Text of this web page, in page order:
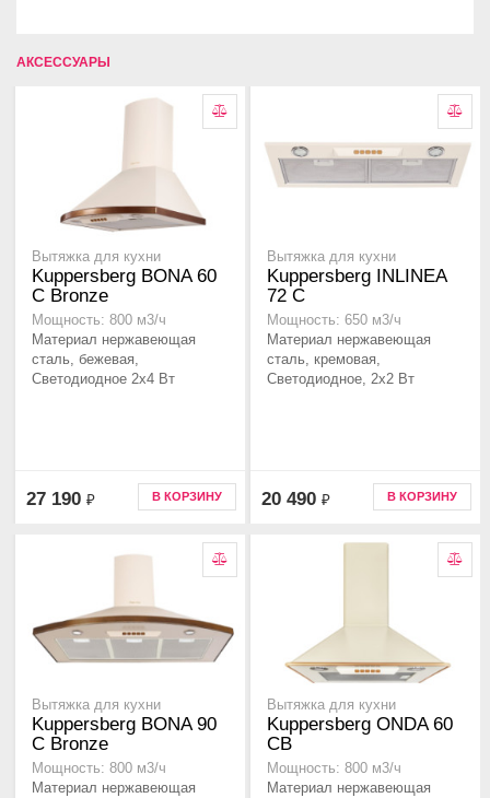
АКСЕССУАРЫ
Вытяжка для кухни
Kuppersberg BONA 60
C Bronze
Мощность: 800 м3/ч
Материал нержавеющая
сталь, бежевая,
Светодиодное 2x4 Вт
27 190 ₽ В КОРЗИНУ
Вытяжка для кухни
Kuppersberg INLINEA
72 С
Мощность: 650 м3/ч
Материал нержавеющая
сталь, кремовая,
Светодиодное, 2х2 Вт
20 490 ₽ В КОРЗИНУ
Вытяжка для кухни
Kuppersberg BONA 90
C Bronze
Мощность: 800 м3/ч
Материал нержавеющая
Вытяжка для кухни
Kuppersberg ONDA 60
CB
Мощность: 800 м3/ч
Материал нержавеющая